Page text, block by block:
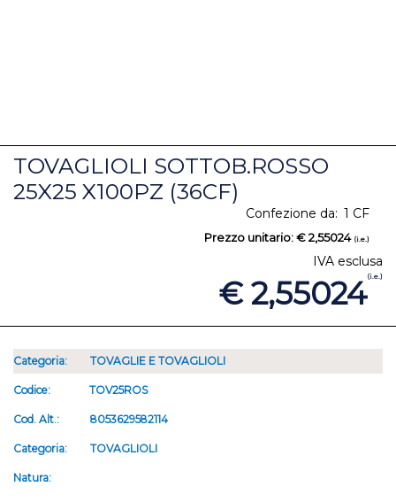
TOVAGLIOLI SOTTOB.ROSSO
25X25 X100PZ (36CF)
Confezione da: 1 CF
Prezzo unitario:€ 2,55024 (i.e.)
IVA esclusa
€ 2,55024(i.e.)
Categoria: TOVAGLIE E TOVAGLIOLI
Codice: TOV25ROS
Cod. Alt.: 8053629582114
Categoria: TOVAGLIOLI
Natura: